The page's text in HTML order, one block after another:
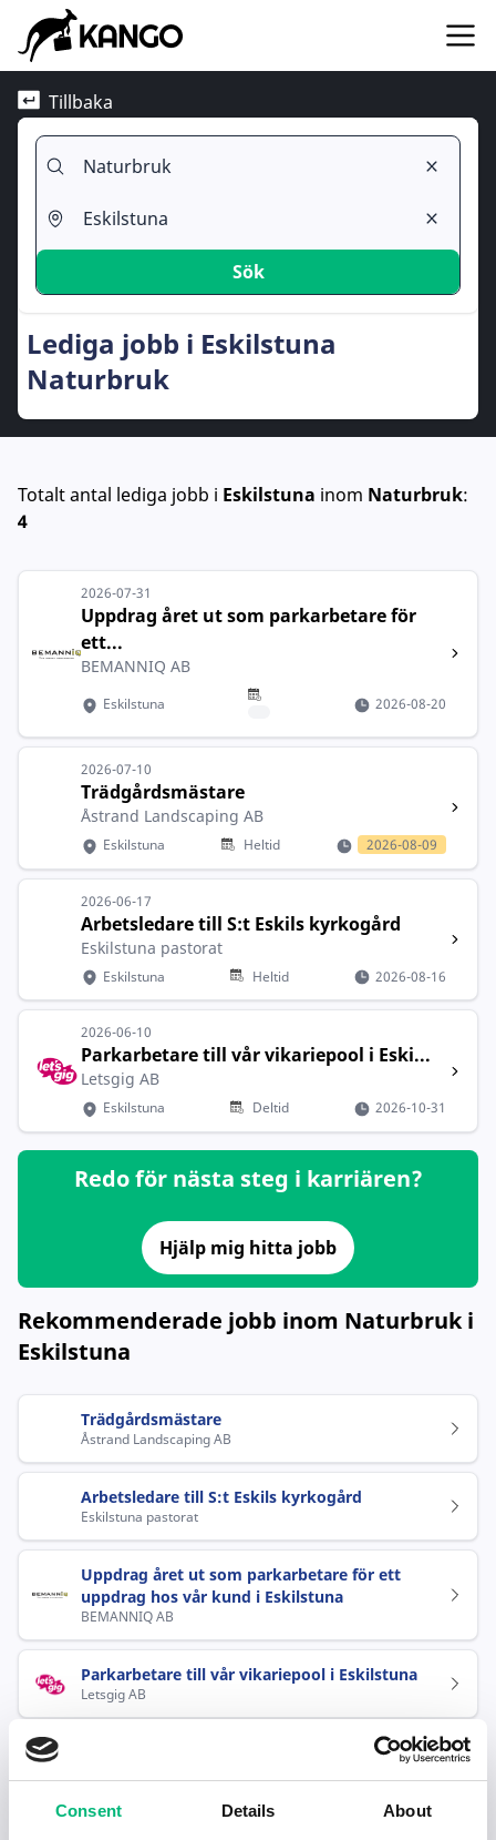
Consent Details About
Tillbaka
Sök
Lediga jobb i Eskilstuna
Naturbruk
Totalt antal lediga jobb i Eskilstuna inom Naturbruk:
4
2026-07-31
Uppdrag året ut som parkarbetare för
ett...
BEMANNIQ AB
Eskilstuna 2026-08-20
2026-07-10
Trädgårdsmästare
Åstrand Landscaping AB
Eskilstuna Heltid 2026-08-09
2026-06-17
Arbetsledare till S:t Eskils kyrkogård
Eskilstuna pastorat
Eskilstuna Heltid 2026-08-16
2026-06-10
Parkarbetare till vår vikariepool i Eski...
Letsgig AB
Eskilstuna Deltid 2026-10-31
Redo för nästa steg i karriären?
Hjälp mig hitta jobb
Rekommenderade jobb inom Naturbruk i
Eskilstuna
Trädgårdsmästare
Åstrand Landscaping AB
Arbetsledare till S:t Eskils kyrkogård
Eskilstuna pastorat
Uppdrag året ut som parkarbetare för ett
uppdrag hos vår kund i Eskilstuna
BEMANNIQ AB
Parkarbetare till vår vikariepool i Eskilstuna
Letsgig AB